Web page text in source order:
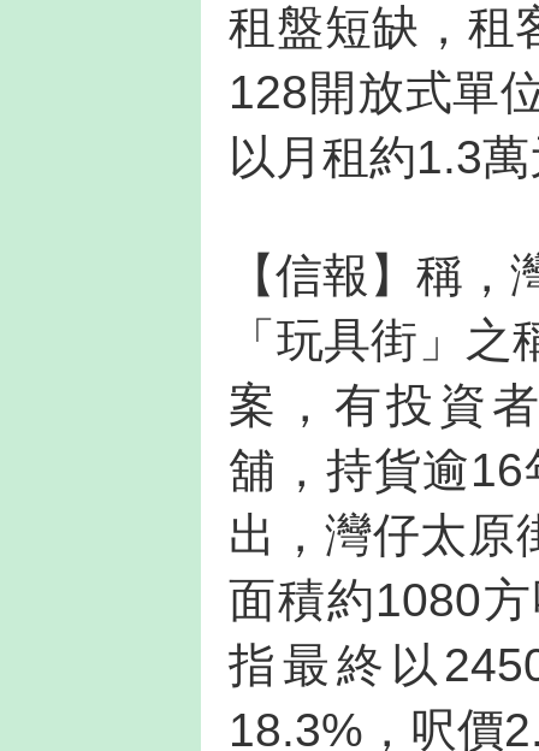
租盤短缺，租
128開放式單
以月租約1.3
【信報】稱
「玩具街」
案，有投資
舖，持貨逾
出，灣仔太原
面積約1080
指最終以
18.3%，呎價